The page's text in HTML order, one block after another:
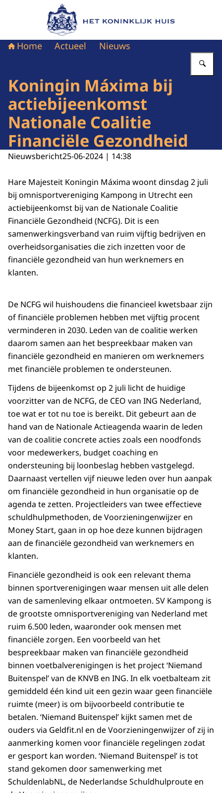
Naar de homepage van Het Koninklijk Huis
Home Actueel Nieuws
Koningin Máxima bij
actiebijeenkomst
Nationale Coalitie
Financiële Gezondheid
Nieuwsbericht25-06-2024 | 14:38
Hare Majesteit Koningin Máxima woont dinsdag 2 juli
bij omnisportvereniging Kampong in Utrecht een
actiebijeenkomst bij van de Nationale Coalitie
Financiële Gezondheid (NCFG). Dit is een
samenwerkingsverband van ruim vijftig bedrijven en
overheidsorganisaties die zich inzetten voor de
financiële gezondheid van hun werknemers en
klanten.
De NCFG wil huishoudens die financieel kwetsbaar zijn
of financiële problemen hebben met vijftig procent
verminderen in 2030. Leden van de coalitie werken
daarom samen aan het bespreekbaar maken van
financiële gezondheid en manieren om werknemers
met financiële problemen te ondersteunen.
Tijdens de bijeenkomst op 2 juli licht de huidige
voorzitter van de NCFG, de CEO van ING Nederland,
toe wat er tot nu toe is bereikt. Dit gebeurt aan de
hand van de Nationale Actieagenda waarin de leden
van de coalitie concrete acties zoals een noodfonds
voor medewerkers, budget coaching en
ondersteuning bij loonbeslag hebben vastgelegd.
Daarnaast vertellen vijf nieuwe leden over hun aanpak
om financiële gezondheid in hun organisatie op de
agenda te zetten. Projectleiders van twee effectieve
schuldhulpmethoden, de Voorzieningenwijzer en
Money Start, gaan in op hoe deze kunnen bijdragen
aan de financiële gezondheid van werknemers en
klanten.
Financiële gezondheid is ook een relevant thema
binnen sportverenigingen waar mensen uit alle delen
van de samenleving elkaar ontmoeten. SV Kampong is
de grootste omnisportvereniging van Nederland met
ruim 6.500 leden, waaronder ook mensen met
financiële zorgen. Een voorbeeld van het
bespreekbaar maken van financiële gezondheid
binnen voetbalverenigingen is het project ‘Niemand
Buitenspel’ van de KNVB en ING. In elk voetbalteam zit
gemiddeld één kind uit een gezin waar geen financiële
ruimte (meer) is om bijvoorbeeld contributie te
betalen. ‘Niemand Buitenspel’ kijkt samen met de
ouders via Geldfit.nl en de Voorzieningenwijzer of zij in
aanmerking komen voor financiële regelingen zodat
er gesport kan worden. ‘Niemand Buitenspel’ is tot
stand gekomen door samenwerking met
SchuldenlabNL, de Nederlandse Schuldhulproute en